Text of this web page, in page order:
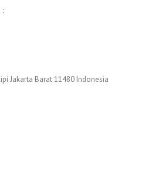
:
Jakarta Barat 11480 Indonesia